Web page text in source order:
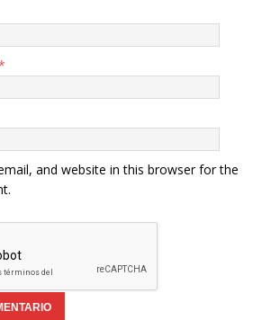
and website in this browser for the